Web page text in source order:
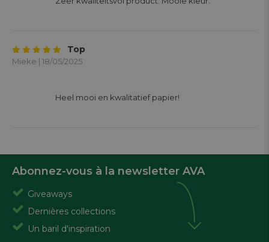
Top
Mieke | 18/05/2025
Abonnez-vous à la newsletter AVA
Giveaways
Dernières collections
Un baril d'inspiration